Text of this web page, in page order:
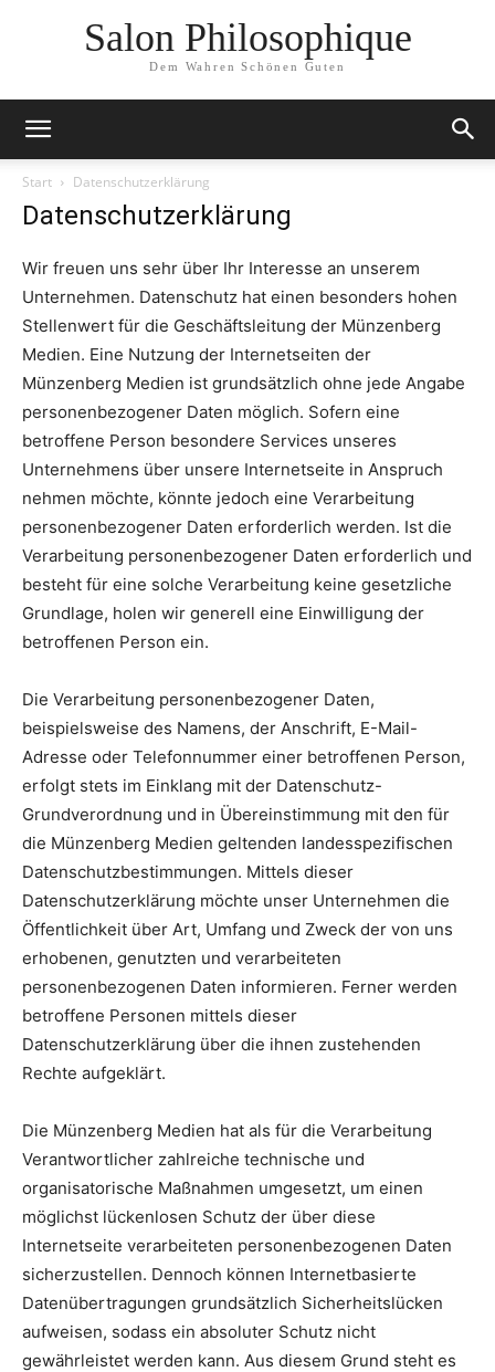
Salon Philosophique
Dem Wahren Schönen Guten
Start Datenschutzerklärung
Datenschutzerklärung
Wir freuen uns sehr über Ihr Interesse an unserem
Unternehmen. Datenschutz hat einen besonders hohen
Stellenwert für die Geschäftsleitung der Münzenberg
Medien. Eine Nutzung der Internetseiten der
Münzenberg Medien ist grundsätzlich ohne jede Angabe
personenbezogener Daten möglich. Sofern eine
betroffene Person besondere Services unseres
Unternehmens über unsere Internetseite in Anspruch
nehmen möchte, könnte jedoch eine Verarbeitung
personenbezogener Daten erforderlich werden. Ist die
Verarbeitung personenbezogener Daten erforderlich und
besteht für eine solche Verarbeitung keine gesetzliche
Grundlage, holen wir generell eine Einwilligung der
betroffenen Person ein.
Die Verarbeitung personenbezogener Daten,
beispielsweise des Namens, der Anschrift, E-Mail-
Adresse oder Telefonnummer einer betroffenen Person,
erfolgt stets im Einklang mit der Datenschutz-
Grundverordnung und in Übereinstimmung mit den für
die Münzenberg Medien geltenden landesspezifischen
Datenschutzbestimmungen. Mittels dieser
Datenschutzerklärung möchte unser Unternehmen die
Öffentlichkeit über Art, Umfang und Zweck der von uns
erhobenen, genutzten und verarbeiteten
personenbezogenen Daten informieren. Ferner werden
betroffene Personen mittels dieser
Datenschutzerklärung über die ihnen zustehenden
Rechte aufgeklärt.
Die Münzenberg Medien hat als für die Verarbeitung
Verantwortlicher zahlreiche technische und
organisatorische Maßnahmen umgesetzt, um einen
möglichst lückenlosen Schutz der über diese
Internetseite verarbeiteten personenbezogenen Daten
sicherzustellen. Dennoch können Internetbasierte
Datenübertragungen grundsätzlich Sicherheitslücken
aufweisen, sodass ein absoluter Schutz nicht
gewährleistet werden kann. Aus diesem Grund steht es